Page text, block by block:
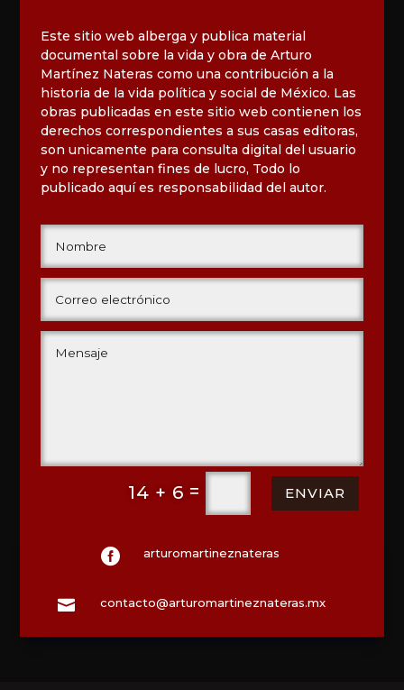
Este sitio web alberga y publica material
documental sobre la vida y obra de Arturo
Martínez Nateras como una contribución a la
historia de la vida política y social de México. Las
obras publicadas en este sitio web contienen los
derechos correspondientes a sus casas editoras,
son unicamente para consulta digital del usuario
y no representan fines de lucro, Todo lo
publicado aquí es responsabilidad del autor.
14 + 6 = ENVIAR
 arturomartineznateras
 contacto@arturomartineznateras.mx